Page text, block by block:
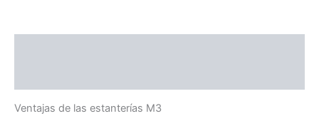
Ventajas de las estanterías M3